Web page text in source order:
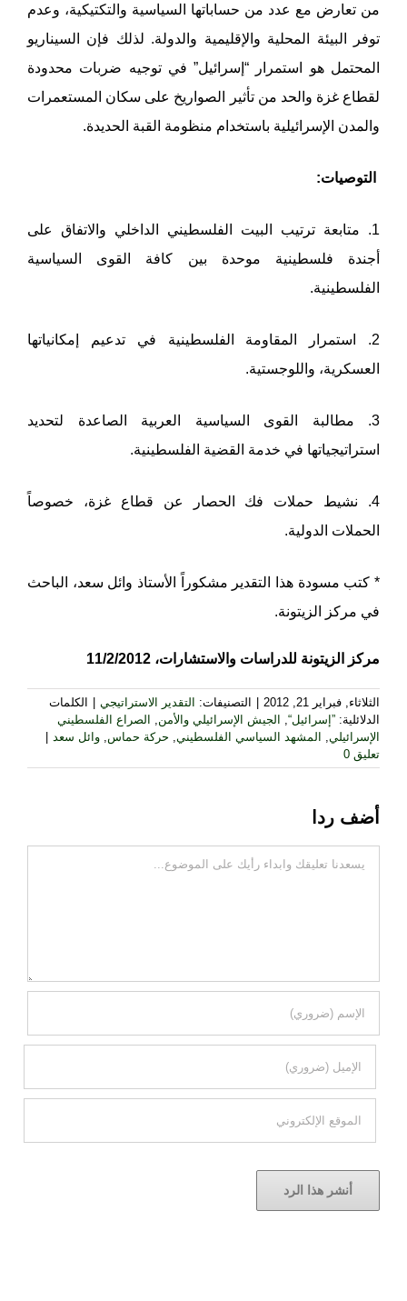
من تعارض مع عدد من حساباتها السياسية والتكتيكية، وعدم
توفر البيئة المحلية والإقليمية والدولة. لذلك فإن السيناريو
المحتمل هو استمرار “إسرائيل” في توجيه ضربات محدودة
لقطاع غزة والحد من تأثير الصواريخ على سكان المستعمرات
والمدن الإسرائيلية باستخدام منظومة القبة الحديدة.
التوصيات:
1. متابعة ترتيب البيت الفلسطيني الداخلي والاتفاق على
أجندة فلسطينية موحدة بين كافة القوى السياسية
الفلسطينية.
2. استمرار المقاومة الفلسطينية في تدعيم إمكانياتها
العسكرية، واللوجستية.
3. مطالبة القوى السياسية العربية الصاعدة لتحديد
استراتيجياتها في خدمة القضية الفلسطينية.
4. نشيط حملات فك الحصار عن قطاع غزة، خصوصاً
الحملات الدولية.
* كتب مسودة هذا التقدير مشكوراً الأستاذ وائل سعد، الباحث
في مركز الزيتونة.
مركز الزيتونة للدراسات والاستشارات، 11/2/2012
الثلاثاء, فبراير 21, 2012 التصنيفات: التقدير الاستراتيجي
الكلمات
الدلائلية: ”إسرائيل“ الجيش الإسرائيلي والأمن
الصراع الفلسطيني
الإسرائيلي
المشهد السياسي الفلسطيني حركة حماس وائل سعد
تعليق 0
أضف ردا
تعليقات